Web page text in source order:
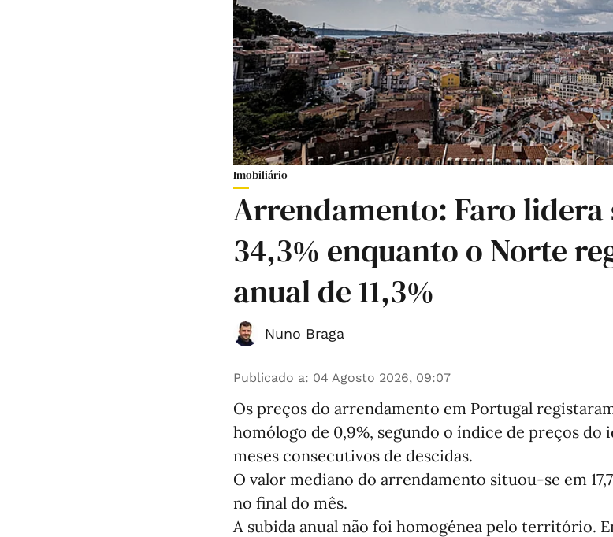
Imobiliário
Arrendamento: Faro lidera
34,3% enquanto o Norte
anual de 11,3%
Nuno Braga
Publicado a: 04 Agosto 2026, 09:07
Os preços do arrendamento em Portugal
homólogo de 0,9%, segundo o índice de preços
meses consecutivos de descidas.
O valor mediano do arrendamento situou‑se em
no final do mês.
A subida anual não foi homogénea pelo território.